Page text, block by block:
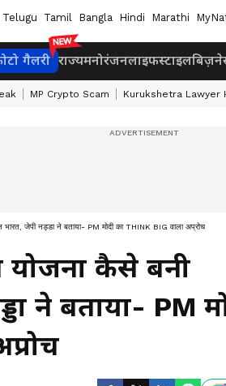
Telugu Tamil Bangla Hindi Marathi
गैलरी राज्यमनोरंजनलाइफस्टाइल
MP Crypto Scam Kurukshetra Lawyer
जेपी नड्डा ने बताया- PM मोदी का THINK BIG वाला अप्रोच
योजना कैसे बनी
ने बताया- PM